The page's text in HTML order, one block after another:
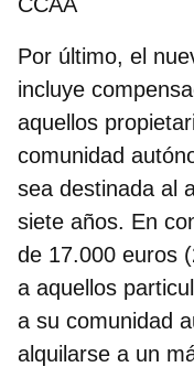
Por último, el
incluye
aquellos
comunidad
sea destinada al
siete años. En
de 17.000 euros
a aquellos
a su comunidad
alquilarse a un